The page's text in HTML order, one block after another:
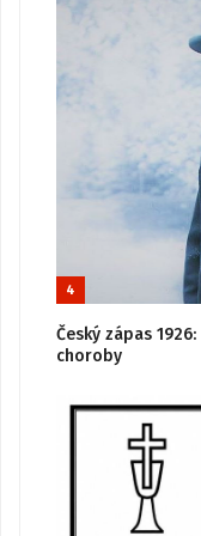
4
Český zápas
choroby